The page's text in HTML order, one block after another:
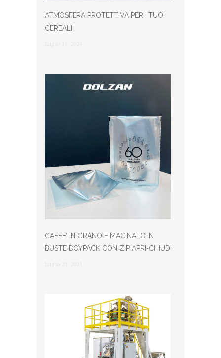
ATMOSFERA PROTETTIVA PER I TUOI
CEREALI
CAFFE’ IN GRANO E MACINATO IN
BUSTE DOYPACK CON ZIP APRI-CHIUDI